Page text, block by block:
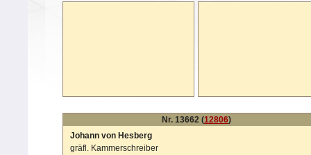
Nr. 13662 (12806)
Johann von Hesberg
gräfl. Kammerschreiber